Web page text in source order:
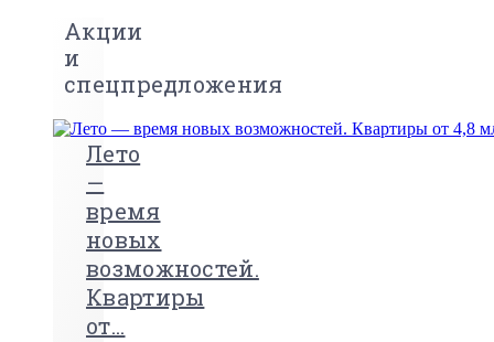
Акции
и
спецпредложения
Лето
—
время
новых
возможностей.
Квартиры
от...